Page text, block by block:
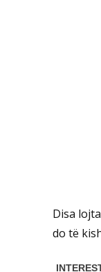
Disa
do të